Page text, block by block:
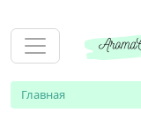
Главная